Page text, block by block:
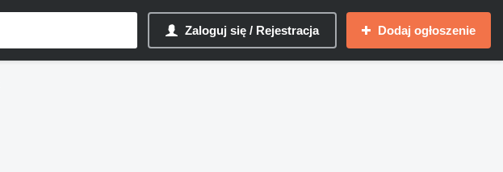
Zaloguj się / Rejestracja Dodaj ogłoszenie